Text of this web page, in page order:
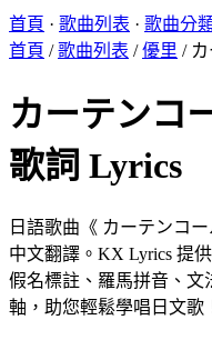
首頁 · 歌曲列表 · 歌曲分
首頁 /歌曲列表 /優里 /
カーテンコ
歌詞 Lyrics
日語歌曲《 カーテンコ
中文翻譯。KX Lyrics 提
假名標註、羅馬拼音、文
軸，助您輕鬆學唱日文歌